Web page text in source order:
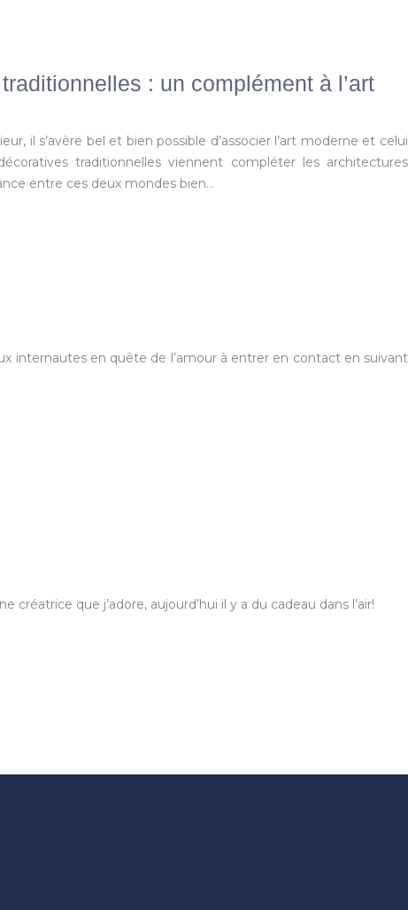
: un complément à l’art
il s’avère bel et bien possible d’associer l’art moderne et celui
traditionnelles viennent compléter les architectures
entre ces deux mondes bien…
internautes en quête de l’amour à entrer en contact en suivant
que j’adore, aujourd’hui il y a du cadeau dans l’air!